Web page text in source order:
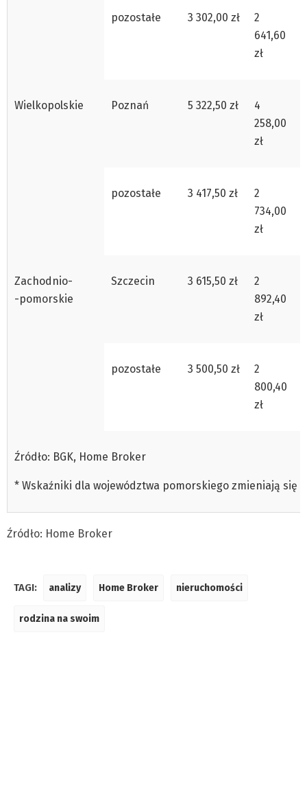
pozostałe 3 302,00 zł
2
641,60
zł
Wielkopolskie Poznań 5 322,50 zł
4
258,00
zł
pozostałe 3 417,50 zł
2
734,00
zł
Zachodnio-
-pomorskie
Szczecin 3 615,50 zł
2
892,40
zł
pozostałe 3 500,50 zł
2
800,40
zł
Źródło: BGK, Home Broker
* Wskaźniki dla województwa pomorskiego zmieniają się
Źródło: Home Broker
TAGI: analizy Home Broker nieruchomości
rodzina na swoim